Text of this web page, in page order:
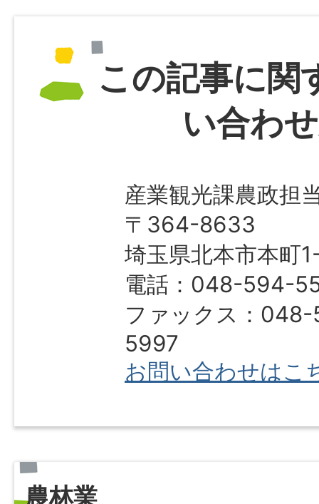
この記事に関
い合わ
産業観光課農政担
〒364-8633
埼玉県北本市本町
電話：048-594-
ファックス：
5997
お問い合わせはこ
農林業